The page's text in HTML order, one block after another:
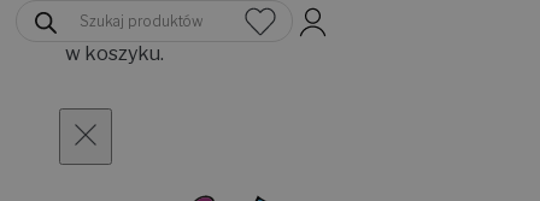
Wyszukiwarka
produktówproduktów
w koszyku.